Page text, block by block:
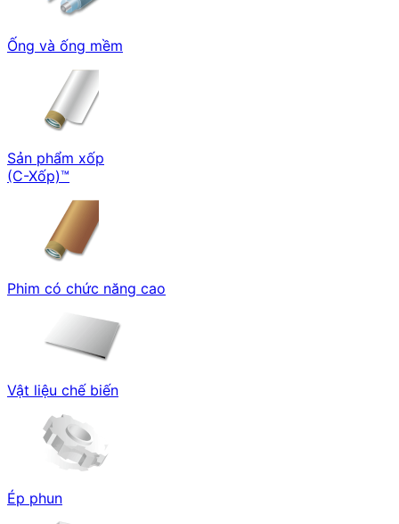
Ống và ống mềm
Sản phẩm xốp
(C-Xốp)™
Phim có chức năng cao
Vật liệu chế biến
Ép phun